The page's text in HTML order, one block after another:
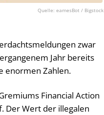
eamesBot / Bigstock
zwar
Jahr bereits
enormen Zahlen.
Financial Action
Der Wert der illegalen